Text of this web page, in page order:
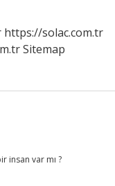
Yapılmıştır
https://solac.com.tr
Sitemap
insan var mı ?